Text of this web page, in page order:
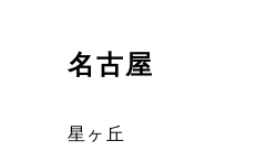
東京
表参道
横浜
横浜
埼玉
大宮
千葉
新浦安
大阪
トレードセンター前
京都
神宮丸太町
仙台
仙台
名古屋
星ヶ丘